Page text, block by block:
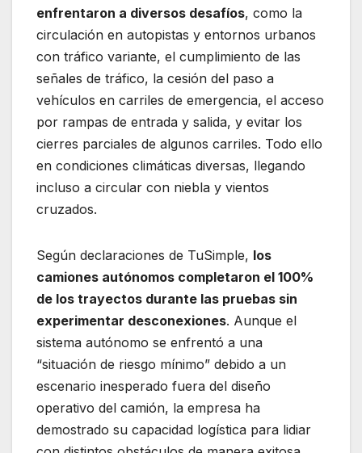
enfrentaron a diversos desafíos, como la
circulación en autopistas y entornos urbanos
con tráfico variante, el cumplimiento de las
señales de tráfico, la cesión del paso a
vehículos en carriles de emergencia, el acceso
por rampas de entrada y salida, y evitar los
cierres parciales de algunos carriles. Todo ello
en condiciones climáticas diversas, llegando
incluso a circular con niebla y vientos
cruzados.
Según declaraciones de TuSimple, los
camiones autónomos completaron el 100%
de los trayectos durante las pruebas sin
experimentar desconexiones. Aunque el
sistema autónomo se enfrentó a una
“situación de riesgo mínimo” debido a un
escenario inesperado fuera del diseño
operativo del camión, la empresa ha
demostrado su capacidad logística para lidiar